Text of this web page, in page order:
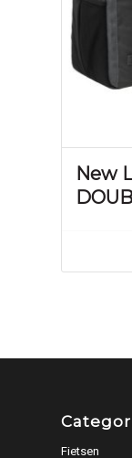
New
Fietsen